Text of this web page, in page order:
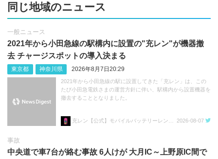
同じ地域のニュース
一般ニュース
2021年から小田急線の駅構内に設置の"充レン"が機器撤
去 チャージスポットの導入決まる
東京都 神奈川県 2026年8月7日20:29
2021年から小田急線の駅に設置してきた「充レン」は、この
たび小田急電鉄さまの運営方針に伴い、駅構内から設置機器を
撤去することとなりました。
2026-08-07
事故
中央道で車7台が絡む事故 6人けが 大月IC～上野原IC間で